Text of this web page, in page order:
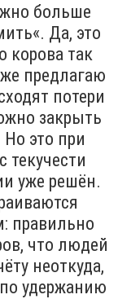
больше
Да, это
корова так
предлагаю
потери
закрыть
это при
текучести
уже решён.
правильно
что людей
неоткуда,
удержанию